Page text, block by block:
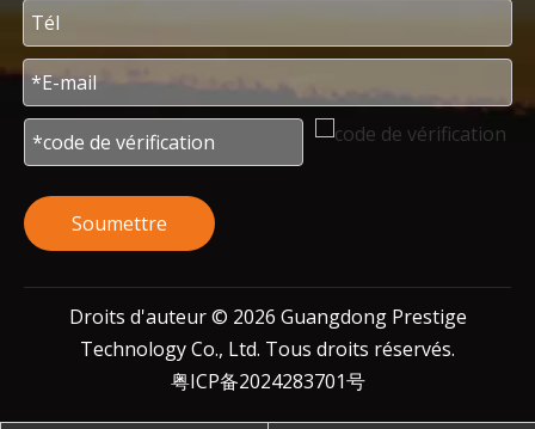
Soumettre
Droits d'auteur © 2026 Guangdong Prestige
Technology Co., Ltd. Tous droits réservés.
粤ICP备2024283701号